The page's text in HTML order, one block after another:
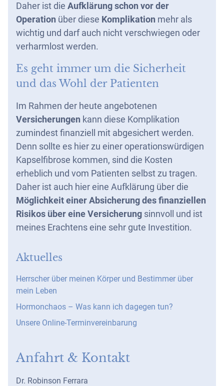
Daher ist die Aufklärung schon vor der
Operation über diese Komplikation mehr als
wichtig und darf auch nicht verschwiegen oder
verharmlost werden.
Es geht immer um die Sicherheit
und das Wohl der Patienten
Im Rahmen der heute angebotenen
Versicherungen kann diese Komplikation
zumindest finanziell mit abgesichert werden.
Denn sollte es hier zu einer operationswürdigen
Kapselfibrose kommen, sind die Kosten
erheblich und vom Patienten selbst zu tragen.
Daher ist auch hier eine Aufklärung über die
Möglichkeit einer Absicherung des finanziellen
Risikos über eine Versicherung sinnvoll und ist
meines Erachtens eine sehr gute Investition.
Aktuelles
Herrscher über meinen Körper und Bestimmer über
mein Leben
Hormonchaos – Was kann ich dagegen tun?
Unsere Online-Terminvereinbarung
Anfahrt & Kontakt
Dr. Robinson Ferrara